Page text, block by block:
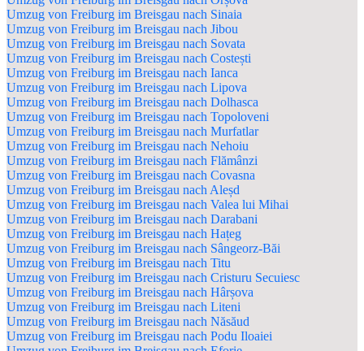
Umzug von Freiburg im Breisgau nach Sinaia
Umzug von Freiburg im Breisgau nach Jibou
Umzug von Freiburg im Breisgau nach Sovata
Umzug von Freiburg im Breisgau nach Costești
Umzug von Freiburg im Breisgau nach Ianca
Umzug von Freiburg im Breisgau nach Lipova
Umzug von Freiburg im Breisgau nach Dolhasca
Umzug von Freiburg im Breisgau nach Topoloveni
Umzug von Freiburg im Breisgau nach Murfatlar
Umzug von Freiburg im Breisgau nach Nehoiu
Umzug von Freiburg im Breisgau nach Flămânzi
Umzug von Freiburg im Breisgau nach Covasna
Umzug von Freiburg im Breisgau nach Aleșd
Umzug von Freiburg im Breisgau nach Valea lui Mihai
Umzug von Freiburg im Breisgau nach Darabani
Umzug von Freiburg im Breisgau nach Hațeg
Umzug von Freiburg im Breisgau nach Sângeorz-Băi
Umzug von Freiburg im Breisgau nach Titu
Umzug von Freiburg im Breisgau nach Cristuru Secuiesc
Umzug von Freiburg im Breisgau nach Hârșova
Umzug von Freiburg im Breisgau nach Liteni
Umzug von Freiburg im Breisgau nach Năsăud
Umzug von Freiburg im Breisgau nach Podu Iloaiei